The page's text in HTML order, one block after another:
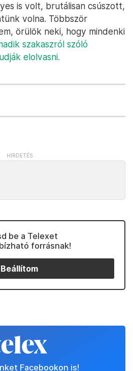
is volt, brutálisan csúszott,
volna. Többször
örülök neki, hogy mindenki
szakaszról szóló
elolvasni.
be a Telexet
forrásnak!
Beállítom
Facebookon is!